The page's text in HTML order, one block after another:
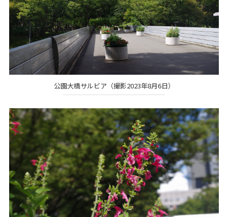
公園大橋サルビア（撮影2023年8月6日）